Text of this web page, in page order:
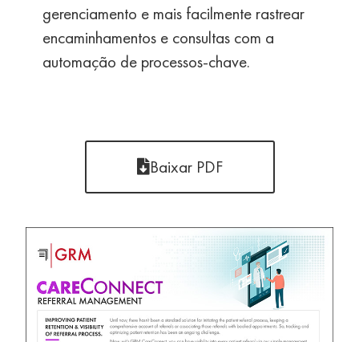
gerenciamento e mais facilmente rastrear
encaminhamentos e consultas com a
automação de processos-chave.
Baixar PDF